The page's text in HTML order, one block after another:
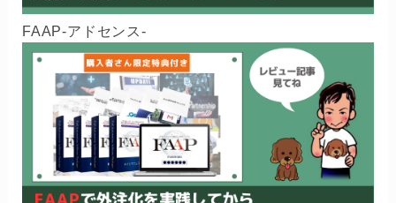
FAAP-アドセンス-